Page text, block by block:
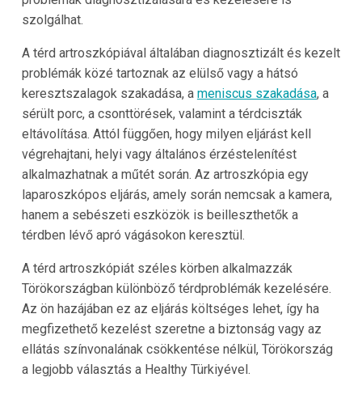
szolgálhat.
A térd artroszkópiával általában diagnosztizált és kezelt
problémák közé tartoznak az elülső vagy a hátsó
keresztszalagok szakadása, a meniscus szakadása, a
sérült porc, a csonttörések, valamint a térdciszták
eltávolítása. Attól függően, hogy milyen eljárást kell
végrehajtani, helyi vagy általános érzéstelenítést
alkalmazhatnak a műtét során. Az artroszkópia egy
laparoszkópos eljárás, amely során nemcsak a kamera,
hanem a sebészeti eszközök is beilleszthetők a
térdben lévő apró vágásokon keresztül.
A térd artroszkópiát széles körben alkalmazzák
Törökországban különböző térdproblémák kezelésére.
Az ön hazájában ez az eljárás költséges lehet, így ha
megfizethető kezelést szeretne a biztonság vagy az
ellátás színvonalának csökkentése nélkül, Törökország
a legjobb választás a Healthy Türkiyével.